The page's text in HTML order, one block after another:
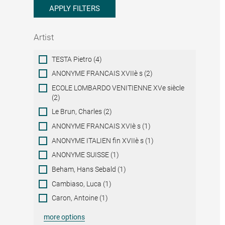
APPLY FILTERS
Artist
ArtistTESTA Pietro (4)
ANONYME FRANCAIS XVIIè s (2)
ECOLE LOMBARDO VENITIENNE XVe siècle
(2)
Le Brun, Charles (2)
ANONYME FRANCAIS XVIè s (1)
ANONYME ITALIEN fin XVIIè s (1)
ANONYME SUISSE (1)
Beham, Hans Sebald (1)
Cambiaso, Luca (1)
Caron, Antoine (1)
more options